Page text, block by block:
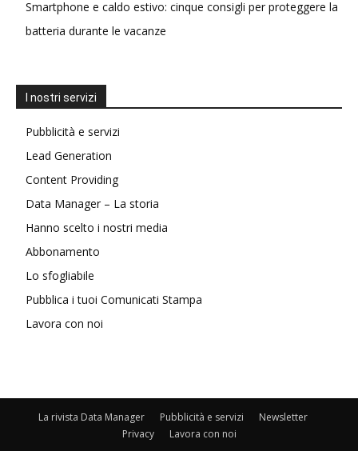
Smartphone e caldo estivo: cinque consigli per proteggere la
batteria durante le vacanze
I nostri servizi
Pubblicità e servizi
Lead Generation
Content Providing
Data Manager – La storia
Hanno scelto i nostri media
Abbonamento
Lo sfogliabile
Pubblica i tuoi Comunicati Stampa
Lavora con noi
La rivista Data Manager Pubblicità e servizi
Newsletter
Privacy
Lavora con noi